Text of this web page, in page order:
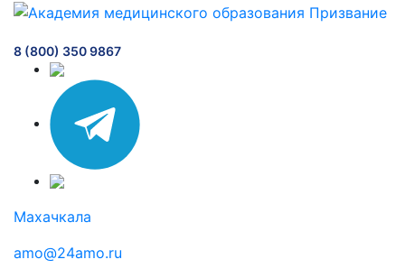
8 (800) 350 9867
Махачкала
amo@24amo.ru